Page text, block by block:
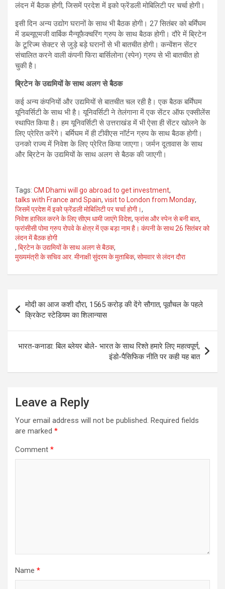
लंदन में बैठक होगी, जिसमें प्रदेश में इको फ्रेंडली मोबिलिटी पर चर्चा होगी।
इसी दिन अन्य उद्योग घरानों के साथ भी बैठक होगी। 27 सितंबर को बर्मिंघम
में डब्ल्यूएमजी वार्बिक मैन्यूफैक्चरिंग ग्रुप के साथ बैठक होगी। दौरे में ब्रिटेन
के टूरिज्म सेक्टर से जुड़े बड़े घरानों से भी बातचीत होगी। कन्वेंशन सेंटर
संचालित करने वाली कंपनी फिरा बार्सिलोना (स्पेन) ग्रुप से भी बातचीत हो
चुकी है।
ब्रिटेन के उद्यमियों के साथ अलग से बैठक
कई अन्य कंपनियों और उद्यमियों से बातचीत चल रही है। एक बैठक बर्मिंघम
यूनिवर्सिटी के साथ भी है। यूनिवर्सिटी ने तेलंगाना में एक सेंटर ऑफ एक्सीलेंस
स्थापित किया है। हम यूनिवर्सिटी से उत्तराखंड में भी ऐसा ही सेंटर खोलने के
लिए प्रेरित करेंगे। बर्मिघम में ही टीवीएस नॉर्टन ग्रुप के साथ बैठक होगी।
उनको राज्य में निवेश के लिए प्रेरित किया जाएगा। जर्मन दूतावास के साथ
और ब्रिटेन के उद्यमियों के साथ अलग से बैठक की जाएगी।
Tags: CM Dhami will go abroad to get investment,
talks with France and Spain, visit to London from Monday,
जिसमें प्रदेश में इको फ्रेंडली मोबिलिटी पर चर्चा होगी।,
निवेश हासिल करने के लिए सीएम धामी जाएंगे विदेश, फ्रांस और स्पेन से बनी बात,
फ्रांसीसी पोमा ग्रुप रोपवे के क्षेत्र में एक बड़ा नाम है। कंपनी के साथ 26 सितंबर को
लंदन में बैठक होगी
, ब्रिटेन के उद्यमियों के साथ अलग से बैठक,
मुख्यमंत्री के सचिव आर. मीनाक्षी सुंदरम के मुताबिक, सोमवार से लंदन दौरा
Post
navigation
मोदी का आज कशी दौरा, 1565 करोड़ की देंगे सौगात, पूर्वांचल के पहले
क्रिकेट स्टेडियम का शिलान्यास
भारत-कनाडा: बिल ब्लेयर बोले- भारत के साथ रिश्ते हमारे लिए महत्वपूर्ण,
इंडो-पैसिफिक नीति पर कही यह बात
Leave a Reply
Your email address will not be published. Required fields
are marked *
Comment *
Name *